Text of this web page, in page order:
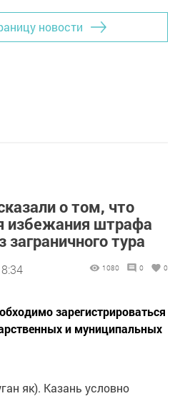
новости
о том, что
избежания штрафа
тура
1080 0 0
зарегистрироваться
и муниципальных
як). Казань условно